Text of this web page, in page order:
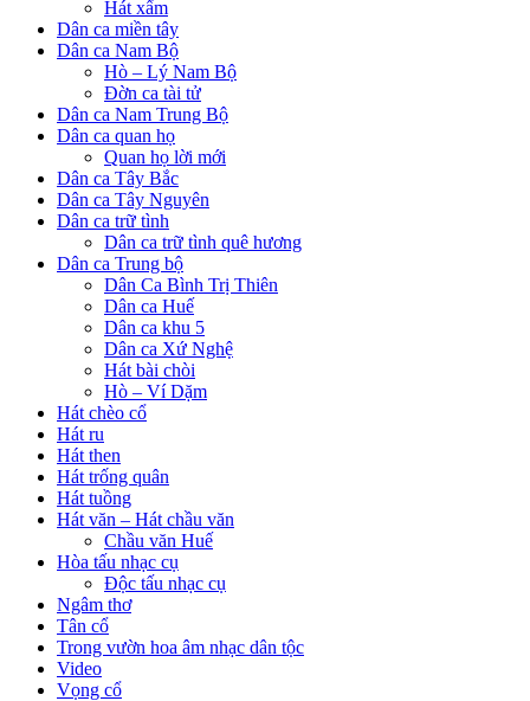
Hát xẩm
Dân ca miền tây
Dân ca Nam Bộ
Hò – Lý Nam Bộ
Đờn ca tài tử
Dân ca Nam Trung Bộ
Dân ca quan họ
Quan họ lời mới
Dân ca Tây Bắc
Dân ca Tây Nguyên
Dân ca trữ tình
Dân ca trữ tình quê hương
Dân ca Trung bộ
Dân Ca Bình Trị Thiên
Dân ca Huế
Dân ca khu 5
Dân ca Xứ Nghệ
Hát bài chòi
Hò – Ví Dặm
Hát chèo cổ
Hát ru
Hát then
Hát trống quân
Hát tuồng
Hát văn – Hát chầu văn
Chầu văn Huế
Hòa tấu nhạc cụ
Độc tấu nhạc cụ
Ngâm thơ
Tân cổ
Trong vườn hoa âm nhạc dân tộc
Video
Vọng cổ